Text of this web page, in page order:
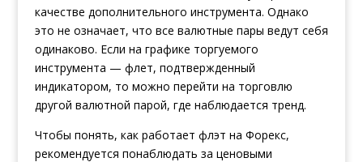
качестве дополнительного инструмента. Однако
это не означает, что все валютные пары ведут себя
одинаково. Если на графике торгуемого
инструмента — флет, подтвержденный
индикатором, то можно перейти на торговлю
другой валютной парой, где наблюдается тренд.
Чтобы понять, как работает флэт на Форекс,
рекомендуется понаблюдать за ценовыми